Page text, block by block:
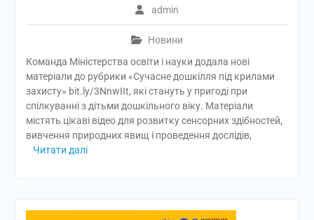
admin
Новини
Команда Міністерства освіти і науки додала нові
матеріали до рубрики «Сучасне дошкілля під крилами
захисту» bit.ly/3NnwIIt, які стануть у пригоді при
спілкуванні з дітьми дошкільного віку. Матеріали
містять цікаві відео для розвитку сенсорних здібностей,
вивчення природних явищ і проведення дослідів,
Читати далі